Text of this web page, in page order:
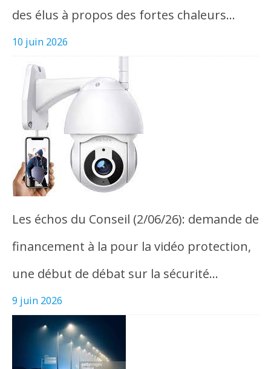
des élus à propos des fortes chaleurs…
10 juin 2026
Les échos du Conseil (2/06/26): demande de
financement à la pour la vidéo protection,
une début de débat sur la sécurité…
9 juin 2026